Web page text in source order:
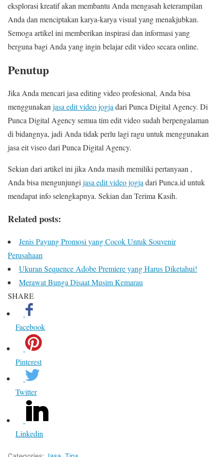
eksplorasi kreatif akan membantu Anda mengasah keterampilan
Anda dan menciptakan karya-karya visual yang menakjubkan.
Semoga artikel ini memberikan inspirasi dan informasi yang
berguna bagi Anda yang ingin belajar edit video secara online.
Penutup
Jika Anda mencari jasa editing video profesional, Anda bisa
menggunakanjasa edit video jogjadari Punca Digital Agency. Di
Punca Digital Agency semua tim edit video sudah berpengalaman
di bidangnya, jadi Anda tidak perlu lagi ragu untuk menggunakan
jasa eit viseo dari Punca Digital Agency.
Sekian dari artikel ini jika Anda masih memiliki pertanyaan ,
Anda bisa mengunjungijasa edit video jogjadari Punca.id untuk
mendapat info selengkapnya. Sekian dan Terima Kasih.
Related posts:
Jenis Payung Promosi yang Cocok Untuk Souvenir
Perusahaan
Ukuran Sequence Adobe Premiere yang Harus Diketahui!
Merawat Bunga Disaat Musim Kemarau
SHARE
Facebook
Pinterest
Twitter
Linkedin